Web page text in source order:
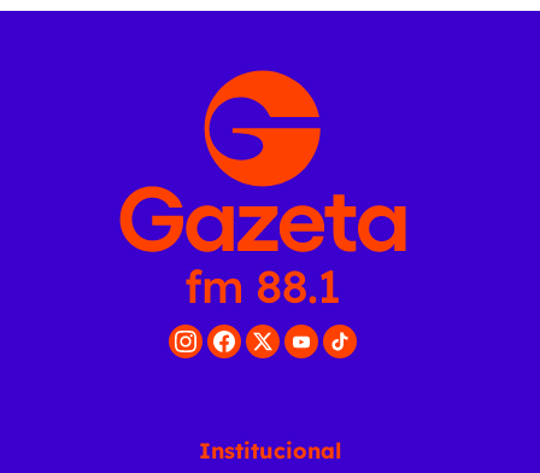
Institucional